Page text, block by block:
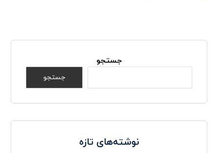
جستجو
جستجو
نوشته‌های تازه